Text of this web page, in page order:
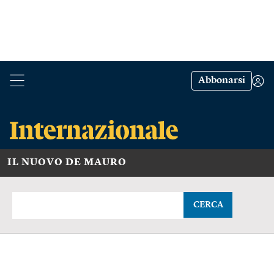
Abbonarsi
IL NUOVO DE MAURO
CERCA